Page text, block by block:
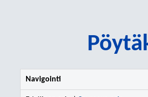
Navigointi